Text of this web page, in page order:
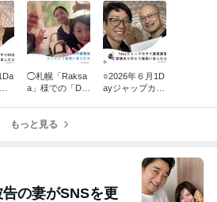
◯札幌「Raksa
a」様での「De
術のご報告
○2026年６月1D
ayジャップカサ
もっと見る
の妻がSNSを更